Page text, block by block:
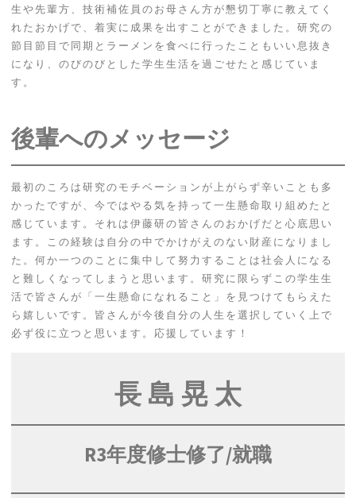
生や先輩方、技術補佐員のお母さん方が懇切丁寧に教えてく
れたおかげで、着実に成果を出すことができました。研究の
節目節目で同期とラーメンを食べに行ったこともいい息抜き
になり、のびのびとした学生生活を過ごせたと感じていま
す。
後輩へのメッセージ
最初のころは研究のモチベーションが上がらず辛いことも多
かったですが、今ではやる気を持って一生懸命取り組めたと
感じています。それは伊藤研の皆さんのおかげだと心底思い
ます。この経験は自分の中でかけがえのない財産になりまし
た。何か一つのことに集中して努力することは社会人になる
と難しくなってしまうと思います。研究に限らずこの学生生
活で皆さんが「一生懸命になれること」を見つけてもらえた
ら嬉しいです。皆さんが今後自分の人生を選択していく上で
必ず役に立つと思います。応援しています！
長 島 晃 太
R3年度修士修了/就職